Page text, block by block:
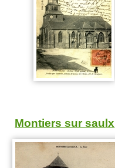
Montiers sur saulx